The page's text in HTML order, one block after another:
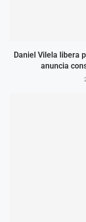
Daniel Vilela libera
anuncia